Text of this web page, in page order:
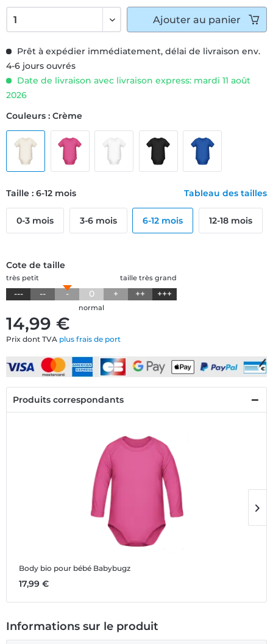
14,99 €
Prix dont TVA plus frais de port
Prêt à expédier immédiatement, délai de livraison env.
4-6 jours ouvrés
Date de livraison avec livraison express: mardi 11 août
2026
Couleurs : Crème
Taille : 6-12 mois Tableau des tailles
0-3 mois 3-6 mois 6-12 mois 12-18 mois
Cote de taille
taille très grand
très petit
--- -- - 0 + ++ +++
normal
Ajouter au panier
Produits correspondants
Body bio pour bébé Babybugz
17,99 €
Informations sur le produit